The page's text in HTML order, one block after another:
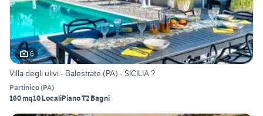
6
Villa degli ulivi - Balestrate (PA) - SICILIA ?
Partinico(PA)
160 mq10 LocaliPiano T2 Bagni